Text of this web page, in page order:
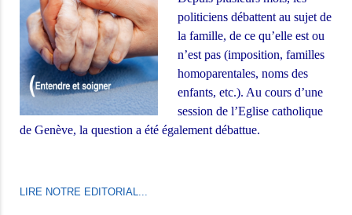
politiciens débattent au sujet de
la famille, de ce qu’elle est ou
n’est pas (imposition, familles
homoparentales, noms des
enfants, etc.). Au cours d’une
session de l’Eglise catholique
de Genève, la question a été également débattue.
LIRE NOTRE EDITORIAL...